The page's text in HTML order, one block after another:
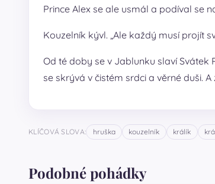
Prince Alex se ale usmál a podíval se
Kouzelník kývl. „Ale každý musí projít
Od té doby se v Jablunku slaví Svátek
se skrývá v čistém srdci a věrné duši.
KLÍČOVÁ SLOVA: hruška kouzelník králík
Podobné pohádky